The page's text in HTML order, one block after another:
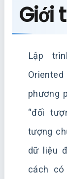
Giới
Lập
phương
“đối
tượng
dữ liệu
cách